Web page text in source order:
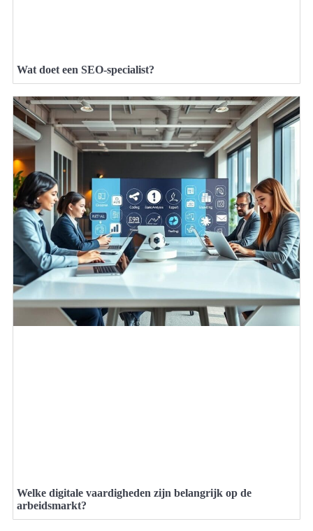
Wat doet een SEO-specialist?
Welke digitale vaardigheden zijn belangrijk op de
arbeidsmarkt?